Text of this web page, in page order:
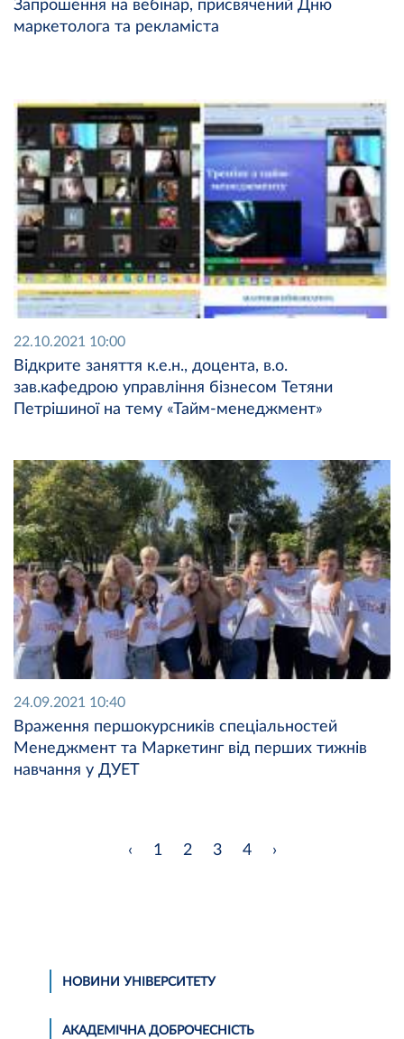
Запрошення на вебінар, присвячений Дню
маркетолога та рекламіста
22.10.2021 10:00
Відкрите заняття к.е.н., доцента, в.о.
зав.кафедрою управління бізнесом Тетяни
Петрішиної на тему «Тайм-менеджмент»
24.09.2021 10:40
Враження першокурсників спеціальностей
Менеджмент та Маркетинг від перших тижнів
навчання у ДУЕТ
‹ 1 2 3 4 ›
НОВИНИ УНІВЕРСИТЕТУ
АКАДЕМІЧНА ДОБРОЧЕСНІСТЬ